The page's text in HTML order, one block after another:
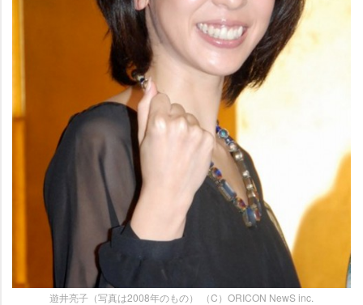
遊井亮子（写真は2008年のもの） （C）ORICON NewS inc.